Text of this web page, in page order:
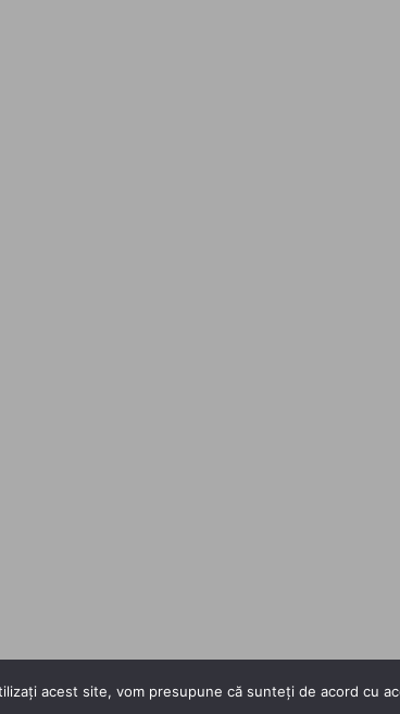
acest site, vom presupune că sunteți de acord cu